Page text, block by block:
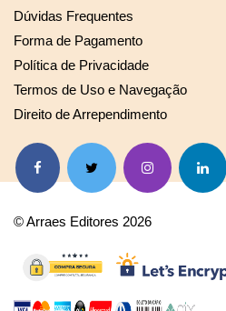
Dúvidas Frequentes
Forma de Pagamento
Política de Privacidade
Termos de Uso e Navegação
Direito de Arrependimento
© Arraes Editores 2026